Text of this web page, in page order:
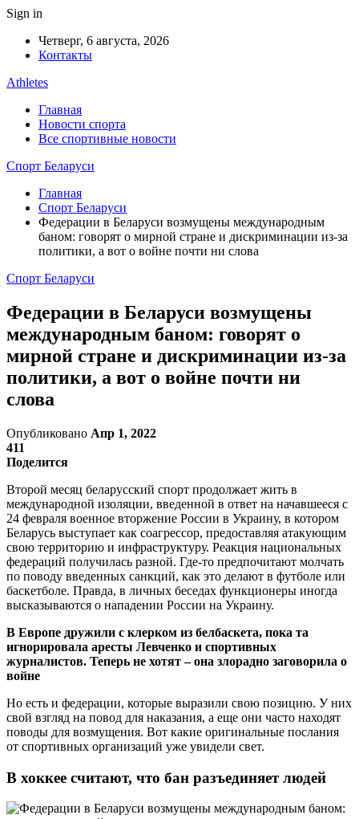
Sign in
Четверг, 6 августа, 2026
Контакты
Athletes
Главная
Новости спорта
Все спортивные новости
Спорт Беларуси
Главная
Спорт Беларуси
Федерации в Беларуси возмущены международным
баном: говорят о мирной стране и дискриминации из-за
политики, а вот о войне почти ни слова
Спорт Беларуси
Федерации в Беларуси возмущены
международным баном: говорят о
мирной стране и дискриминации из-за
политики, а вот о войне почти ни
слова
Опубликовано Апр 1, 2022
411
Поделится
Второй месяц беларусский спорт продолжает жить в
международной изоляции, введенной в ответ на начавшееся с
24 февраля военное вторжение России в Украину, в котором
Беларусь выступает как соагрессор, предоставляя атакующим
свою территорию и инфраструктуру. Реакция национальных
федераций получилась разной. Где-то предпочитают молчать
по поводу введенных санкций, как это делают в футболе или
баскетболе. Правда, в личных беседах функционеры иногда
высказываются о нападении России на Украину.
В Европе дружили с клерком из белбаскета, пока та
игнорировала аресты Левченко и спортивных
журналистов. Теперь не хотят – она злорадно заговорила о
войне
Но есть и федерации, которые выразили свою позицию. У них
свой взгляд на повод для наказания, а еще они часто находят
поводы для возмущения. Вот какие оригинальные послания
от спортивных организаций уже увидели свет.
В хоккее считают, что бан разъединяет людей